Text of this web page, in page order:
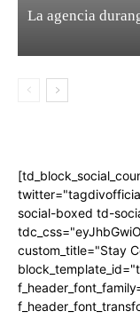
La agencia
social-boxed td-
custom_title="Stay